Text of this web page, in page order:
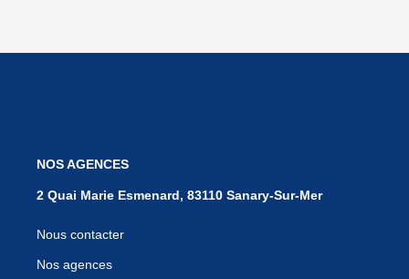
NOS AGENCES
2 Quai Marie Esmenard, 83110 Sanary-Sur-Mer
Nous contacter
Nos agences